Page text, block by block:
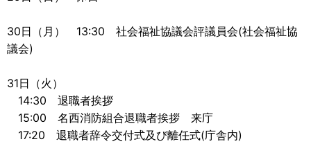
30日（月） 13:30 社会福祉協議会評議員会(社会福祉協
議会)
31日（火）
14:30 退職者挨拶
15:00 名西消防組合退職者挨拶 来庁
17:20 退職者辞令交付式及び離任式(庁舎内)